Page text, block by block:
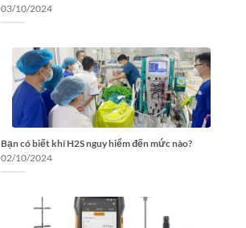
03/10/2024
Bạn có biết khí H2S nguy hiểm đến mức nào?
02/10/2024